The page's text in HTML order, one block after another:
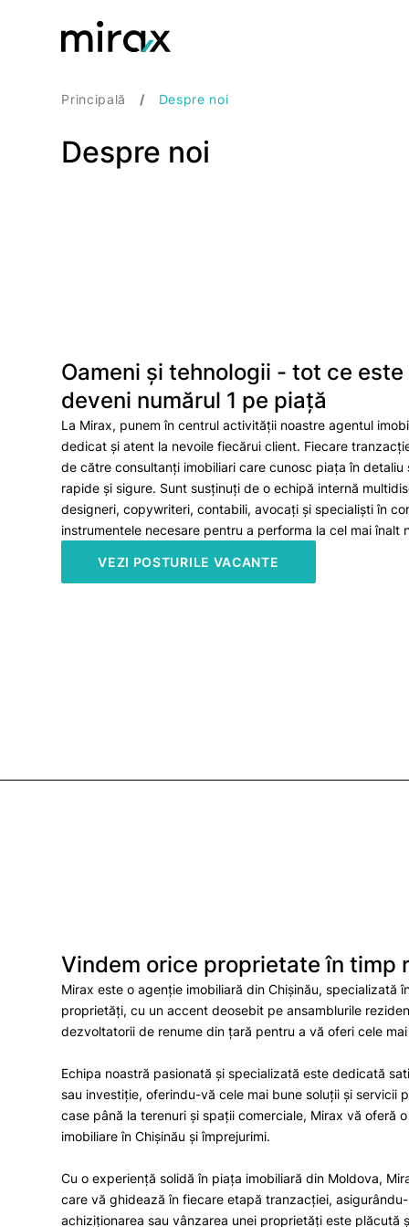
Principală Despre noi
Despre noi
Oameni și tehnologii - tot ce
deveni numărul 1 pe piață
La Mirax, punem în centrul activității noastre agentul
dedicat și atent la nevoile fiecărui client. Fiecare
de către consultanți imobiliari care cunosc piața în detaliu
rapide și sigure. Sunt susținuți de o echipă internă
designeri, copywriteri, contabili, avocați și specialiști în
instrumentele necesare pentru a performa la cel mai înalt
VEZI POSTURILE VACANTE
Vindem orice proprietate în timp
Mirax este o agenție imobiliară din Chișinău, specializată
proprietăți, cu un accent deosebit pe ansamblurile
dezvoltatorii de renume din țară pentru a vă oferi cele
Echipa noastră pasionată și specializată este dedicată
sau investiție, oferindu-vă cele mai bune soluții și servicii
case până la terenuri și spații comerciale, Mirax vă oferă
imobiliare în Chișinău și împrejurimi.
Cu o experiență solidă în piața imobiliară din Moldova,
care vă ghidează în fiecare etapă tranzacției,
achiziționarea sau vânzarea unei proprietăți este plăcută